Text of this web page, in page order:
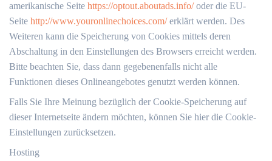
amerikanische Seite https://optout.aboutads.info/oder die EU-
Seite http://www.youronlinechoices.com/erklärt werden. Des
Weiteren kann die Speicherung von Cookies mittels deren
Abschaltung in den Einstellungen des Browsers erreicht werden.
Bitte beachten Sie, dass dann gegebenenfalls nicht alle
Funktionen dieses Onlineangebotes genutzt werden können.
Falls Sie Ihre Meinung bezüglich der Cookie-Speicherung auf
dieser Internetseite ändern möchten, können Sie hier die Cookie-
Einstellungen zurücksetzen.
Hosting